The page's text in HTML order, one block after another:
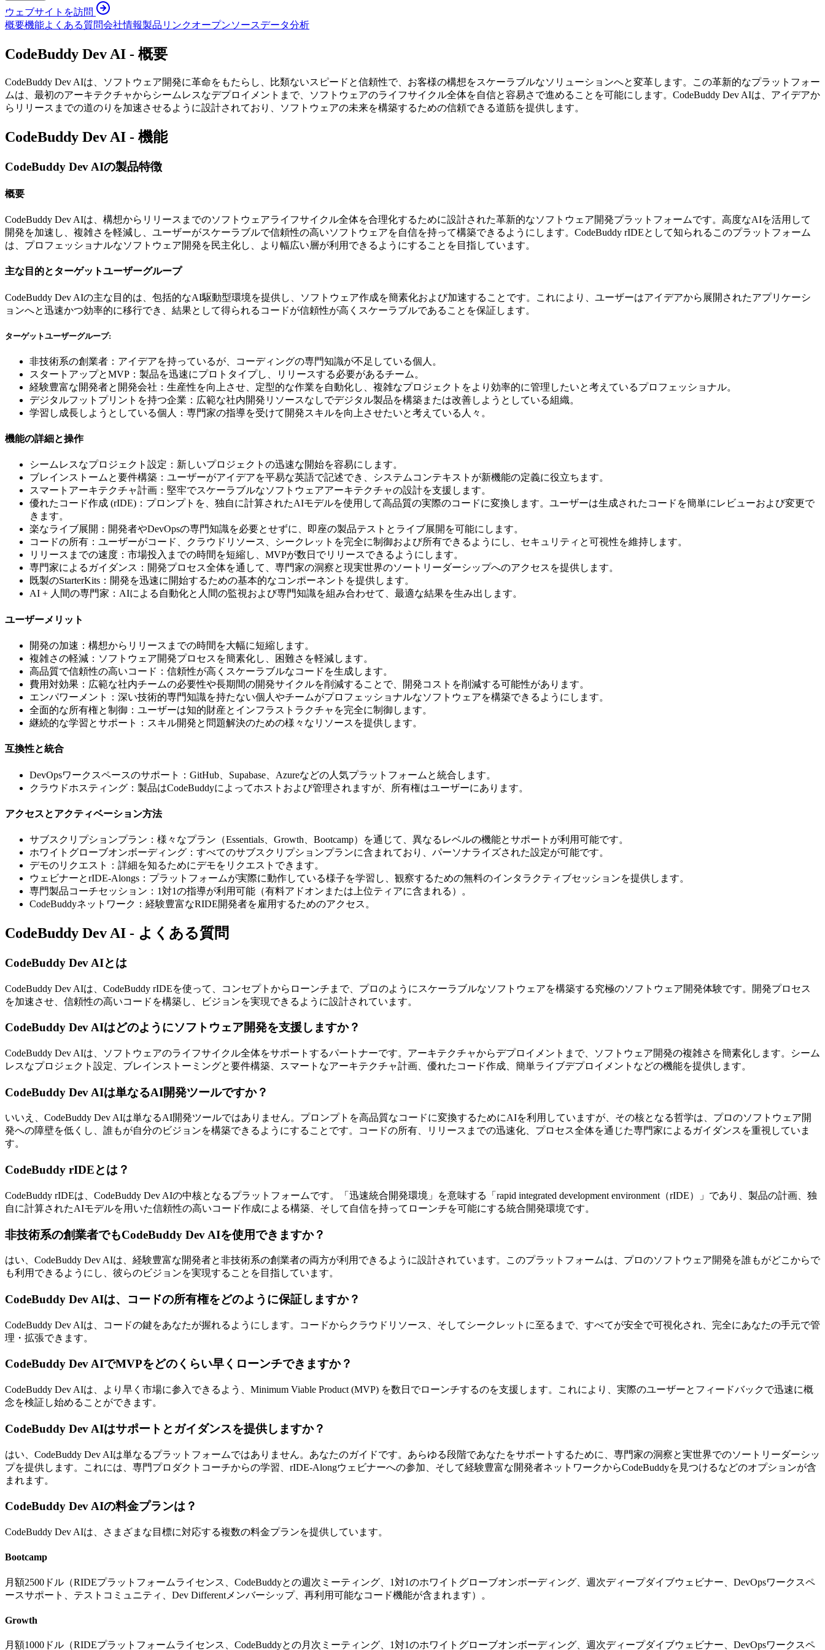
ウェブサイトを訪問
概要機能よくある質問会社情報製品リンクオープンソースデータ分析
CodeBuddy Dev AI - 概要
CodeBuddy Dev AIは、ソフトウェア開発に革命をもたらし、比類ないスピードと信頼性で、お客様の構想をスケーラブルなソリューションへと変革します。この革新的なプラットフォー
ムは、最初のアーキテクチャからシームレスなデプロイメントまで、ソフトウェアのライフサイクル全体を自信と容易さで進めることを可能にします。CodeBuddy Dev AIは、アイデアか
らリリースまでの道のりを加速させるように設計されており、ソフトウェアの未来を構築するための信頼できる道筋を提供します。
CodeBuddy Dev AI - 機能
CodeBuddy Dev AIの製品特徴
概要
CodeBuddy Dev AIは、構想からリリースまでのソフトウェアライフサイクル全体を合理化するために設計された革新的なソフトウェア開発プラットフォームです。高度なAIを活用して
開発を加速し、複雑さを軽減し、ユーザーがスケーラブルで信頼性の高いソフトウェアを自信を持って構築できるようにします。CodeBuddy rIDEとして知られるこのプラットフォーム
は、プロフェッショナルなソフトウェア開発を民主化し、より幅広い層が利用できるようにすることを目指しています。
主な目的とターゲットユーザーグループ
CodeBuddy Dev AIの主な目的は、包括的なAI駆動型環境を提供し、ソフトウェア作成を簡素化および加速することです。これにより、ユーザーはアイデアから展開されたアプリケーシ
ョンへと迅速かつ効率的に移行でき、結果として得られるコードが信頼性が高くスケーラブルであることを保証します。
ターゲットユーザーグループ:
非技術系の創業者：アイデアを持っているが、コーディングの専門知識が不足している個人。
スタートアップとMVP：製品を迅速にプロトタイプし、リリースする必要があるチーム。
経験豊富な開発者と開発会社：生産性を向上させ、定型的な作業を自動化し、複雑なプロジェクトをより効率的に管理したいと考えているプロフェッショナル。
デジタルフットプリントを持つ企業：広範な社内開発リソースなしでデジタル製品を構築または改善しようとしている組織。
学習し成長しようとしている個人：専門家の指導を受けて開発スキルを向上させたいと考えている人々。
機能の詳細と操作
シームレスなプロジェクト設定：新しいプロジェクトの迅速な開始を容易にします。
ブレインストームと要件構築：ユーザーがアイデアを平易な英語で記述でき、システムコンテキストが新機能の定義に役立ちます。
スマートアーキテクチャ計画：堅牢でスケーラブルなソフトウェアアーキテクチャの設計を支援します。
優れたコード作成 (rIDE)：プロンプトを、独自に計算されたAIモデルを使用して高品質の実際のコードに変換します。ユーザーは生成されたコードを簡単にレビューおよび変更で
きます。
楽なライブ展開：開発者やDevOpsの専門知識を必要とせずに、即座の製品テストとライブ展開を可能にします。
コードの所有：ユーザーがコード、クラウドリソース、シークレットを完全に制御および所有できるようにし、セキュリティと可視性を維持します。
リリースまでの速度：市場投入までの時間を短縮し、MVPが数日でリリースできるようにします。
専門家によるガイダンス：開発プロセス全体を通して、専門家の洞察と現実世界のソートリーダーシップへのアクセスを提供します。
既製のStarterKits：開発を迅速に開始するための基本的なコンポーネントを提供します。
AI + 人間の専門家：AIによる自動化と人間の監視および専門知識を組み合わせて、最適な結果を生み出します。
ユーザーメリット
開発の加速：構想からリリースまでの時間を大幅に短縮します。
複雑さの軽減：ソフトウェア開発プロセスを簡素化し、困難さを軽減します。
高品質で信頼性の高いコード：信頼性が高くスケーラブルなコードを生成します。
費用対効果：広範な社内チームの必要性や長期間の開発サイクルを削減することで、開発コストを削減する可能性があります。
エンパワーメント：深い技術的専門知識を持たない個人やチームがプロフェッショナルなソフトウェアを構築できるようにします。
全面的な所有権と制御：ユーザーは知的財産とインフラストラクチャを完全に制御します。
継続的な学習とサポート：スキル開発と問題解決のための様々なリソースを提供します。
互換性と統合
DevOpsワークスペースのサポート：GitHub、Supabase、Azureなどの人気プラットフォームと統合します。
クラウドホスティング：製品はCodeBuddyによってホストおよび管理されますが、所有権はユーザーにあります。
アクセスとアクティベーション方法
サブスクリプションプラン：様々なプラン（Essentials、Growth、Bootcamp）を通じて、異なるレベルの機能とサポートが利用可能です。
ホワイトグローブオンボーディング：すべてのサブスクリプションプランに含まれており、パーソナライズされた設定が可能です。
デモのリクエスト：詳細を知るためにデモをリクエストできます。
ウェビナーとrIDE-Alongs：プラットフォームが実際に動作している様子を学習し、観察するための無料のインタラクティブセッションを提供します。
専門製品コーチセッション：1対1の指導が利用可能（有料アドオンまたは上位ティアに含まれる）。
CodeBuddyネットワーク：経験豊富なRIDE開発者を雇用するためのアクセス。
CodeBuddy Dev AI - よくある質問
CodeBuddy Dev AIとは
CodeBuddy Dev AIは、CodeBuddy rIDEを使って、コンセプトからローンチまで、プロのようにスケーラブルなソフトウェアを構築する究極のソフトウェア開発体験です。開発プロセス
を加速させ、信頼性の高いコードを構築し、ビジョンを実現できるように設計されています。
CodeBuddy Dev AIはどのようにソフトウェア開発を支援しますか？
CodeBuddy Dev AIは、ソフトウェアのライフサイクル全体をサポートするパートナーです。アーキテクチャからデプロイメントまで、ソフトウェア開発の複雑さを簡素化します。シーム
レスなプロジェクト設定、ブレインストーミングと要件構築、スマートなアーキテクチャ計画、優れたコード作成、簡単ライブデプロイメントなどの機能を提供します。
CodeBuddy Dev AIは単なるAI開発ツールですか？
いいえ、CodeBuddy Dev AIは単なるAI開発ツールではありません。プロンプトを高品質なコードに変換するためにAIを利用していますが、その核となる哲学は、プロのソフトウェア開
発への障壁を低くし、誰もが自分のビジョンを構築できるようにすることです。コードの所有、リリースまでの迅速化、プロセス全体を通じた専門家によるガイダンスを重視していま
す。
CodeBuddy rIDEとは？
CodeBuddy rIDEは、CodeBuddy Dev AIの中核となるプラットフォームです。「迅速統合開発環境」を意味する「rapid integrated development environment（rIDE）」であり、製品の計画、独
自に計算されたAIモデルを用いた信頼性の高いコード作成による構築、そして自信を持ってローンチを可能にする統合開発環境です。
非技術系の創業者でもCodeBuddy Dev AIを使用できますか？
はい、CodeBuddy Dev AIは、経験豊富な開発者と非技術系の創業者の両方が利用できるように設計されています。このプラットフォームは、プロのソフトウェア開発を誰もがどこからで
も利用できるようにし、彼らのビジョンを実現することを目指しています。
CodeBuddy Dev AIは、コードの所有権をどのように保証しますか？
CodeBuddy Dev AIは、コードの鍵をあなたが握れるようにします。コードからクラウドリソース、そしてシークレットに至るまで、すべてが安全で可視化され、完全にあなたの手元で管
理・拡張できます。
CodeBuddy Dev AIでMVPをどのくらい早くローンチできますか？
CodeBuddy Dev AIは、より早く市場に参入できるよう、Minimum Viable Product (MVP) を数日でローンチするのを支援します。これにより、実際のユーザーとフィードバックで迅速に概
念を検証し始めることができます。
CodeBuddy Dev AIはサポートとガイダンスを提供しますか？
はい、CodeBuddy Dev AIは単なるプラットフォームではありません。あなたのガイドです。あらゆる段階であなたをサポートするために、専門家の洞察と実世界でのソートリーダーシッ
プを提供します。これには、専門プロダクトコーチからの学習、rIDE-Alongウェビナーへの参加、そして経験豊富な開発者ネットワークからCodeBuddyを見つけるなどのオプションが含
まれます。
CodeBuddy Dev AIの料金プランは？
CodeBuddy Dev AIは、さまざまな目標に対応する複数の料金プランを提供しています。
Bootcamp
月額2500ドル（RIDEプラットフォームライセンス、CodeBuddyとの週次ミーティング、1対1のホワイトグローブオンボーディング、週次ディープダイブウェビナー、DevOpsワークスペ
ースサポート、テストコミュニティ、Dev Differentメンバーシップ、再利用可能なコード機能が含まれます）。
Growth
月額1000ドル（RIDEプラットフォームライセンス、CodeBuddyとの月次ミーティング、1対1のホワイトグローブオンボーディング、週次ディープダイブウェビナー、DevOpsワークスペ